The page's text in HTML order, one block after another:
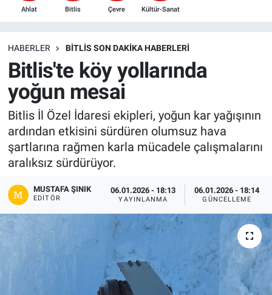
Ahlat Bitlis Çevre Kültür-Sanat
HABERLER BITLIS SON DAKIKA HABERLERI
Bitlis'te köy yollarında
yoğun mesai
Bitlis İl Özel İdaresi ekipleri, yoğun kar yağışının
ardından etkisini sürdüren olumsuz hava
şartlarına rağmen karla mücadele çalışmalarını
aralıksız sürdürüyor.
MUSTAFA ŞINIK
EDITÖR
06.01.2026 - 18:13
YAYINLANMA
06.01.2026 - 18:14
GÜNCELLEME
Çevre
Eğitim
Ekonomi
Genel
Gündem
Kültür-Sanat
Magazin
Süper Lig Puan Durumu ve Fikstür
Son Dakika Haberleri
Haber Arşivi